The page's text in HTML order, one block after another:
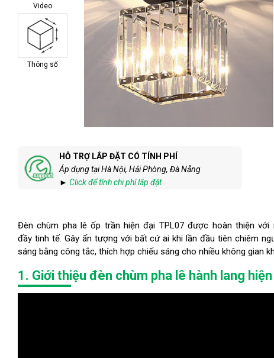
Video
Thông số
HỖ TRỢ LẮP ĐẶT CÓ TÍNH PHÍ
Áp dụng tại Hà Nội, Hải Phòng, Đà Nẵng
► Click để tính chi phí lắp đặt
Đèn chùm pha lê ốp trần hiện đại TPL07 được hoàn thiện
đầy tinh tế. Gây ấn tượng với bất cứ ai khi lần đầu tiên chiêm
sáng bằng công tắc, thích hợp chiếu sáng cho nhiều không gian
1. Giới thiệu đèn chùm pha lê hành lang